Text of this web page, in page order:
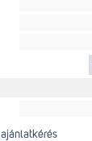
ajánlatkérés